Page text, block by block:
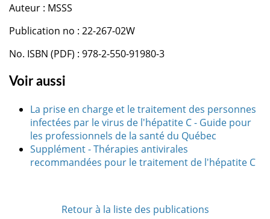
Auteur : MSSS
Publication no : 22-267-02W
No. ISBN (PDF) : 978-2-550-91980-3
Voir aussi
La prise en charge et le traitement des personnes
infectées par le virus de l'hépatite C - Guide pour
les professionnels de la santé du Québec
Supplément - Thérapies antivirales
recommandées pour le traitement de l'hépatite C
Retour à la liste des publications